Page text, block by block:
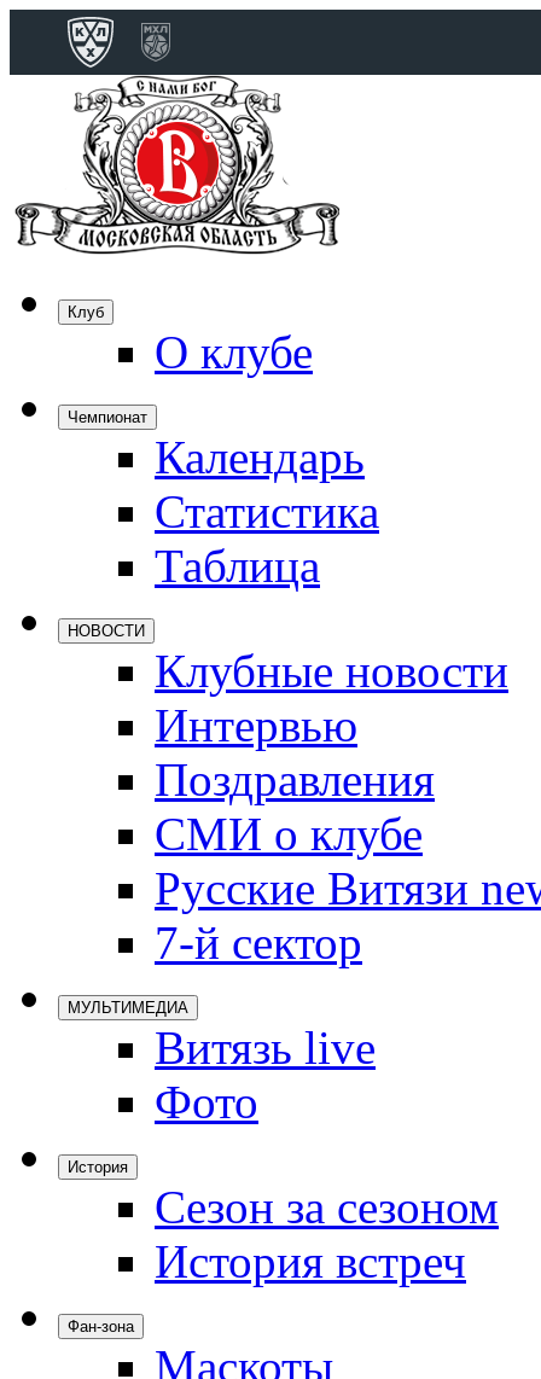
Клуб
О клубе
Чемпионат
Календарь
Статистика
Таблица
НОВОСТИ
Клубные новости
Интервью
Поздравления
СМИ о клубе
Русские Витязи
7-й сектор
МУЛЬТИМЕДИА
Витязь live
Фото
История
Сезон за сезоном
История встреч
Фан-зона
Маскоты